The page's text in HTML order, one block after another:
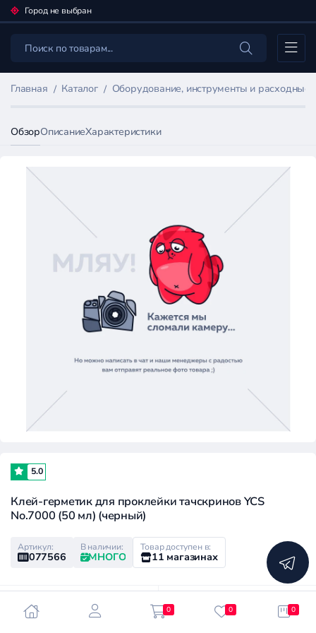
Город не выбран
Каталог
Главная Каталог Оборудование, инструменты и расходные
ОбзорОписаниеХарактеристики
5.0
Клей-герметик для проклейки тачскринов YCS
No.7000 (50 мл) (черный)
Артикул:
077566
В наличии:
МНОГО
Товар доступен в:
11 магазинах
400 ₽ 190 ₽
0 0 0